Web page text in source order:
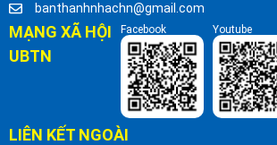
banthanhnhachn@gmail.com
MẠNG XÃ HỘI
UBTN
Facebook Youtube
LIÊN KẾT NGOÀI